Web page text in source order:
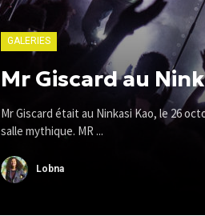
GALERIES
Mr Giscard au
Mr Giscard était au Ninkasi Kao, le 26
salle mythique. MR ...
Lobna